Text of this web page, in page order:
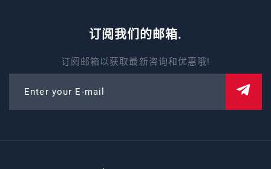
订阅我们的邮箱.
订阅邮箱以获取最新咨询和优惠哦!
Enter your E-mail